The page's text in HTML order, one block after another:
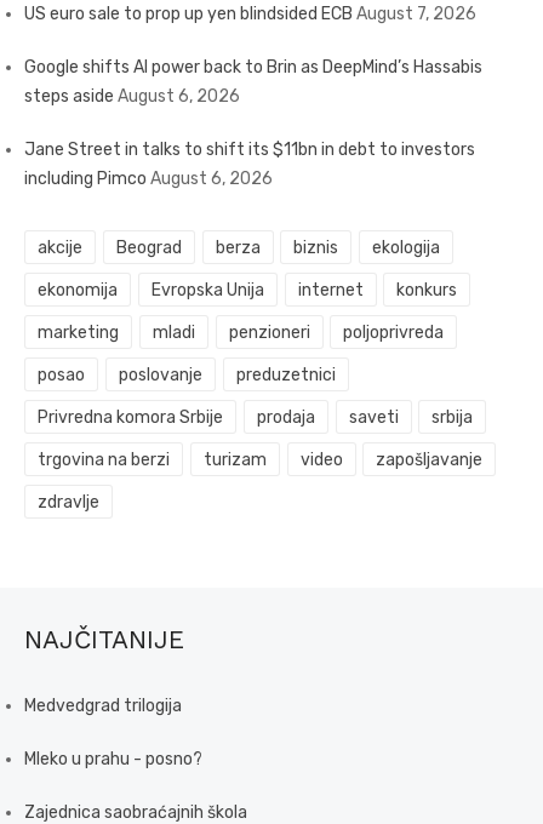
US euro sale to prop up yen blindsided ECB August 7, 2026
Google shifts AI power back to Brin as DeepMind’s Hassabis
steps aside August 6, 2026
Jane Street in talks to shift its $11bn in debt to investors
including Pimco August 6, 2026
akcije Beograd berza biznis ekologija
ekonomija Evropska Unija internet konkurs
marketing mladi penzioneri poljoprivreda
posao poslovanje preduzetnici
Privredna komora Srbije prodaja saveti srbija
trgovina na berzi turizam video zapošljavanje
zdravlje
NAJČITANIJE
Medvedgrad trilogija
Mleko u prahu - posno?
Zajednica saobraćajnih škola